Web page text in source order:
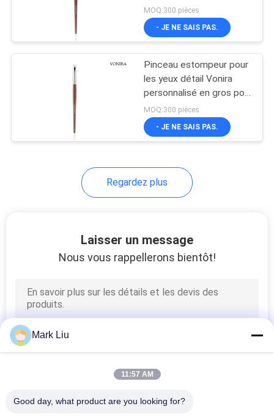
Collection de brosse
de maquillage
Différentes brosses
Brosses de peinture
de carrosserie
de chèvre blanc naturel,
manche en ébène marron
MOQ:300 pièces
- JE NE SAIS PAS.
Pinceau estompeur pour
les yeux détail Vonira
personnalisé en gros poil
de chèvre blanc naturel
manche ébène marron
MOQ:300 pièces
- JE NE SAIS PAS.
Regardez plus
Laisser un message
Nous vous rappellerons bientôt!
Mark Liu
11:57 AM
Good day, what product are you looking for?